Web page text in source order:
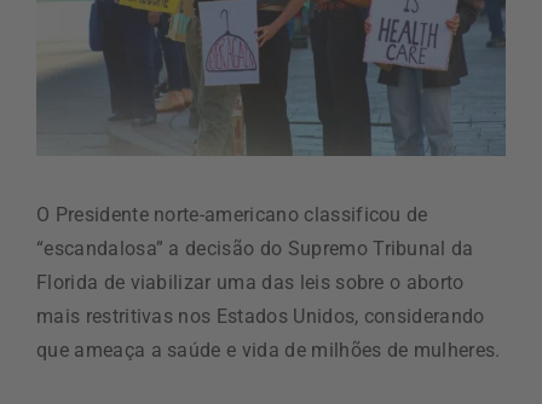
O Presidente norte-americano classificou de
“escandalosa” a decisão do Supremo Tribunal da
Florida de viabilizar uma das leis sobre o aborto
mais restritivas nos Estados Unidos, considerando
que ameaça a saúde e vida de milhões de mulheres.